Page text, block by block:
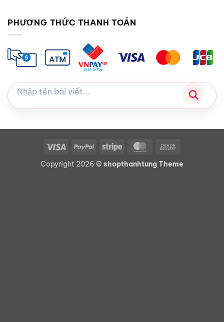
PHƯƠNG THỨC THANH TOÁN
Visa PayPal Stripe MasterCard
Delivery
Copyright 2026 © shopthanhtung Theme